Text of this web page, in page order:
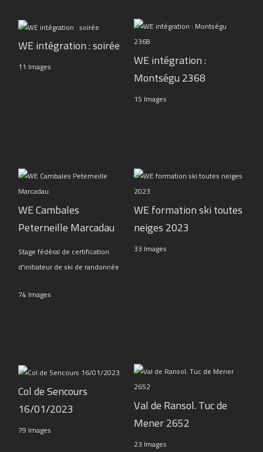
WE intégration : soirée
11 Images
WE intégration :
Montségu 2368
15 Images
WE Cambales
Peterneille Marcadau
Stage fédéral de certification
d'initiateur de ski de randonnée
74 Images
WE formation ski toutes
neiges 2023
33 Images
Col de Sencours
16/01/2023
79 Images
Val de Ransol. Tuc de
Mener 2652
23 Images